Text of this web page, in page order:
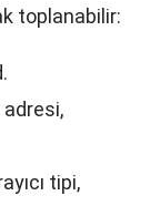
toplanabilir:
tipi,